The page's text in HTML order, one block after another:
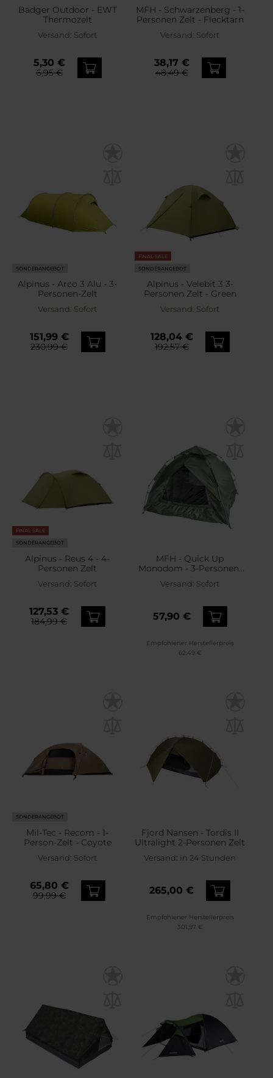
Badger Outdoor - EWT
Thermozelt
Versand: Sofort
5,30 €
6,95 €
MFH - Schwarzenberg - 1-
Personen Zelt - Flecktarn
Versand: Sofort
38,17 €
48,49 €
SONDERANGEBOT
Alpinus - Arco 3 Alu - 3-
Personen-Zelt
Versand: Sofort
151,99 €
230,99 €
FINAL SALE
SONDERANGEBOT
Alpinus - Velebit 3 3-
Personen Zelt - Green
Versand: Sofort
128,04 €
192,57 €
FINAL SALE
SONDERANGEBOT
Alpinus - Reus 4 - 4-
Personen Zelt
Versand: Sofort
127,53 €
184,99 €
MFH - Quick Up
Monodom - 3-Personen-
Zelt - Olive
Versand: Sofort
57,90 €
Empfohlener Herstellerpreis
62,49 €
SONDERANGEBOT
Mil-Tec - Recom - 1-
Person-Zelt - Coyote
Versand: Sofort
65,80 €
99,99 €
Fjord Nansen - Tordis II
Ultralight 2-Personen Zelt
Versand: in 24 Stunden
265,00 €
Empfohlener Herstellerpreis
301,97 €